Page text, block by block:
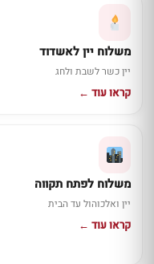
משלוח יין לאשדוד
יין כשר לשבת ולחג
קראו עוד ←
משלוח לפתח תקווה
יין ואלכוהול עד הבית
קראו עוד ←